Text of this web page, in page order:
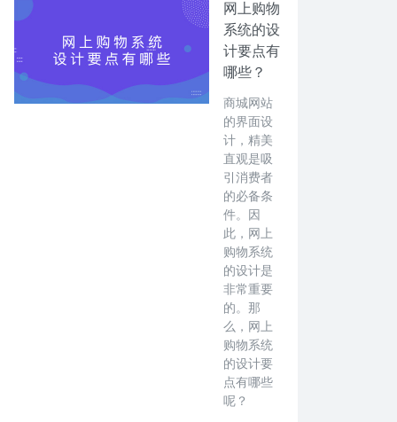
网上购物
系统的设
计要点有
哪些？
商城网站
的界面设
计，精美
直观是吸
引消费者
的必备条
件。因
此，网上
购物系统
的设计是
非常重要
的。那
么，网上
购物系统
的设计要
点有哪些
呢？